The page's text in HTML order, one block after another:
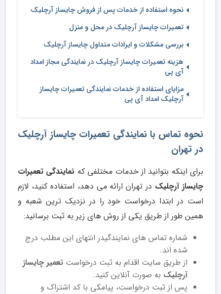
نحوه استفاده از خدمات پس از فروش چایساز آرچلیک
تعمیرات چایساز آرچلیک در محل و منزل
بررسی مشکلات و ایرادات متداول چایساز آرچلیک
هزینه تعمیرات چایساز آرچلیک در نمایندگی مجاز امداد
آی پی
مزایای استفاده از خدمات نمایندگی تعمیرات چایساز
آرچلیک امداد آی پی
نحوه تماس با نمایندگی تعمیرات چایساز آرچلیک
در تهران
برای اینکه بتوانید از خدمات مختلفی که نمایندگی تعمیرات
چایساز آرچلیک در تهران ارائه می دهد، استفاده کنید، لازم
است در ابتدا درخواست خود را در نزدیک ترین شعبه و
همین طور از طریق یکی از روش های زیر به ثبت برسانید:
شماره تماس های نمایندگیدر انتهای این مطلب درج
شده اند.
از طریق سایت اقدام به ثبت درخواست تعمیر چایساز
آرچلیک به صورت آنلاین کنید.
پس از ثبت درخواست، پیامکی با کد اشتراک و